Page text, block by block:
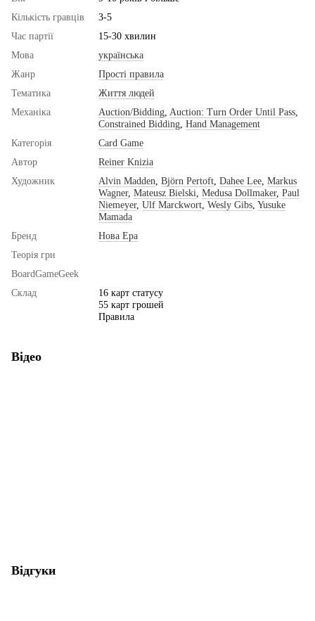
Кількість гравців
3-5
Час партії
15-30 хвилин
Мова
українська
Жанр
Прості правила
Тематика
Життя людей
Механіка
Auction/Bidding Auction: Turn Order Until Pass
Constrained Bidding Hand Management
Категорія
Card Game
Автор
Reiner Knizia
Художник
Alvin Madden Björn Pertoft Dahee Lee Markus
Wagner, Mateusz Bielski Medusa Dollmaker, Paul
Niemeyer, Ulf Marckwort Wesly Gibs Yusuke
Mamada
Бренд
Нова Ера
Теорія гри
BoardGameGeek
Склад
16 карт статусу
55 карт грошей
Правила
Відео
Відгуки